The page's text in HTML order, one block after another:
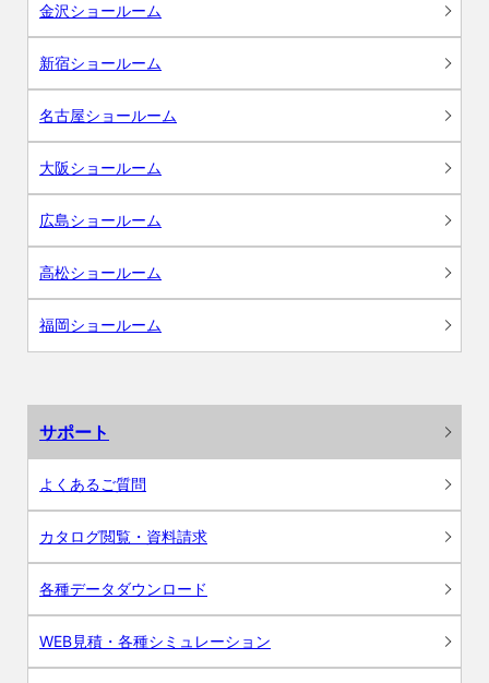
金沢ショールーム
新宿ショールーム
名古屋ショールーム
大阪ショールーム
広島ショールーム
高松ショールーム
福岡ショールーム
サポート
よくあるご質問
カタログ閲覧・資料請求
各種データダウンロード
WEB見積・各種シミュレーション